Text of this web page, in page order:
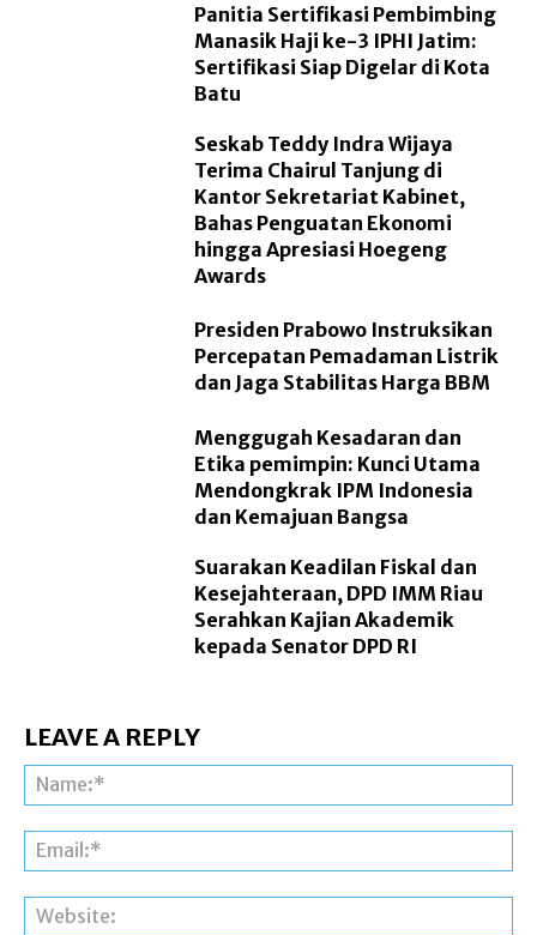
Panitia Sertifikasi Pembimbing
Manasik Haji ke-3 IPHI Jatim:
Sertifikasi Siap Digelar di Kota
Batu
Seskab Teddy Indra Wijaya
Terima Chairul Tanjung di
Kantor Sekretariat Kabinet,
Bahas Penguatan Ekonomi
hingga Apresiasi Hoegeng
Awards
Presiden Prabowo Instruksikan
Percepatan Pemadaman Listrik
dan Jaga Stabilitas Harga BBM
Menggugah Kesadaran dan
Etika pemimpin: Kunci Utama
Mendongkrak IPM Indonesia
dan Kemajuan Bangsa
Suarakan Keadilan Fiskal dan
Kesejahteraan, DPD IMM Riau
Serahkan Kajian Akademik
kepada Senator DPD RI
LEAVE A REPLY